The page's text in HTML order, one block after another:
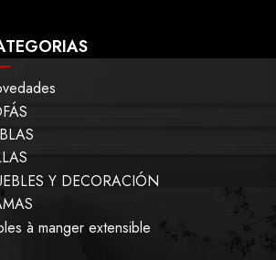
Y DECORACIÓN
à manger extensible